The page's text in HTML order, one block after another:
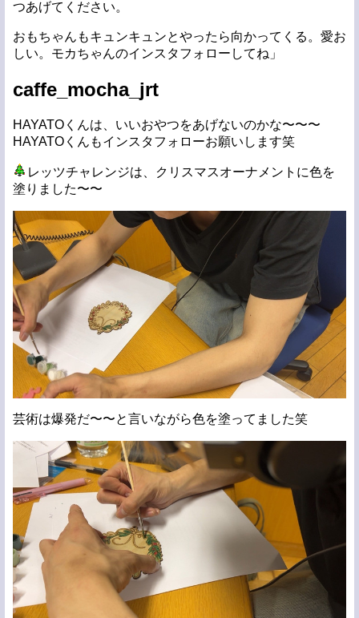
つあげてください。
おもちゃんもキュンキュンとやったら向かってくる。愛お
しい。モカちゃんのインスタフォローしてね」
caffe_mocha_jrt
HAYATOくんは、いいおやつをあげないのかな〜〜〜
HAYATOくんもインスタフォローお願いします笑
レッツチャレンジは、クリスマスオーナメントに色を
塗りました〜〜
芸術は爆発だ〜〜と言いながら色を塗ってました笑